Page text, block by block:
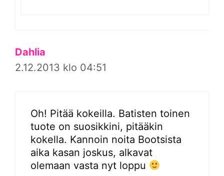
Dahlia
2.12.2013 klo 04:51
Oh! Pitää kokeilla. Batisten toinen
tuote on suosikkini, pitääkin
kokella. Kannoin noita Bootsista
aika kasan joskus, alkavat
olemaan vasta nyt loppu